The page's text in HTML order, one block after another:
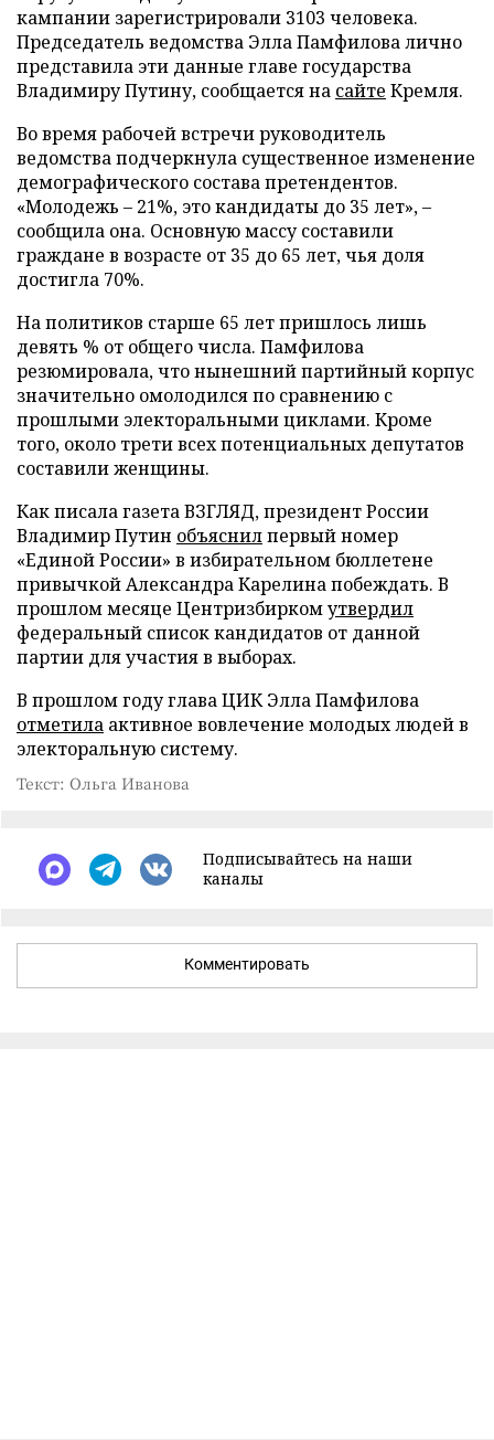
кампании зарегистрировали 3103 человека.
Председатель ведомства Элла Памфилова лично
представила эти данные главе государства
Владимиру Путину, сообщается на сайте Кремля.
Во время рабочей встречи руководитель
ведомства подчеркнула существенное изменение
демографического состава претендентов.
«Молодежь – 21%, это кандидаты до 35 лет», –
сообщила она. Основную массу составили
граждане в возрасте от 35 до 65 лет, чья доля
достигла 70%.
На политиков старше 65 лет пришлось лишь
девять % от общего числа. Памфилова
резюмировала, что нынешний партийный корпус
значительно омолодился по сравнению с
прошлыми электоральными циклами. Кроме
того, около трети всех потенциальных депутатов
составили женщины.
Как писала газета ВЗГЛЯД, президент России
Владимир Путин объяснилпервый номер
«Единой России» в избирательном бюллетене
привычкой Александра Карелина побеждать. В
прошлом месяце Центризбиркомутвердил
федеральный список кандидатов от данной
партии для участия в выборах.
В прошлом году глава ЦИК Элла Памфилова
отметила активное вовлечение молодых людей в
электоральную систему.
Текст: Ольга Иванова
Подписывайтесь на наши
каналы
Комментировать